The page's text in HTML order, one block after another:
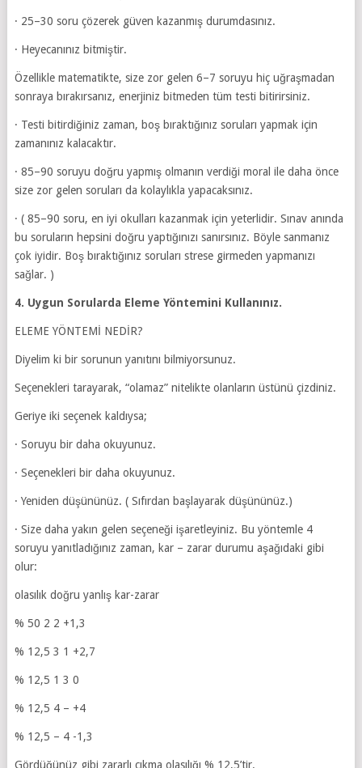
· 25–30 soru çözerek güven kazanmış durumdasınız.
· Heyecanınız bitmiştir.
Özellikle matematikte, size zor gelen 6–7 soruyu hiç uğraşmadan
sonraya bırakırsanız, enerjiniz bitmeden tüm testi bitirirsiniz.
· Testi bitirdiğiniz zaman, boş bıraktığınız soruları yapmak için
zamanınız kalacaktır.
· 85–90 soruyu doğru yapmış olmanın verdiği moral ile daha önce
size zor gelen soruları da kolay­lıkla yapacaksınız.
· ( 85–90 soru, en iyi okulları kazanmak için yeterlidir. Sınav anında
bu soruların hepsini doğru yaptığınızı sanırsınız. Böyle sanmanız
çok iyidir. Boş bıraktığınız soruları strese girmeden yapmanızı
sağlar. )
4. Uygun Sorularda Eleme Yöntemini Kullanınız.
ELEME YÖNTEMİ NEDİR?
Diyelim ki bir sorunun yanıtını bilmiyorsunuz.
Seçenekleri tarayarak, “olamaz” nitelikte olanların üstünü çizdiniz.
Geriye iki seçenek kaldıysa;
· Soruyu bir daha okuyunuz.
· Seçenekleri bir daha okuyunuz.
· Yeniden düşününüz. ( Sıfırdan başlayarak düşününüz.)
· Size daha yakın gelen seçeneği işaretleyiniz. Bu yöntemle 4
soruyu yanıtladığınız zaman, kar – zarar durumu aşağıdaki gibi
olur:
olasılık doğru yanlış kar-zarar
% 50 2 2 +1,3
% 12,5 3 1 +2,7
% 12,5 1 3 0
% 12,5 4 – +4
% 12,5 – 4 -1,3
Gördüğünüz gibi zararlı çıkma olasılığı % 12,5’tir.